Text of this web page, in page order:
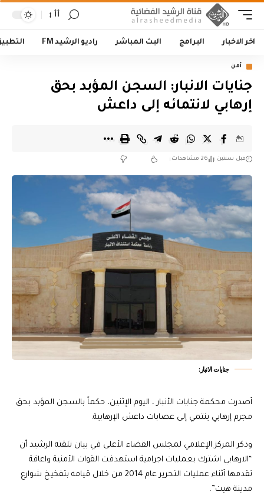
أأ
اخر الاخبار البرامج البث المباشر راديو الرشيد FM
أمن
جنايات الانبار: السجن المؤبد بحق
إرهابي لانتمائه إلى داعش
قبل سنتين 26 مشاهدات
جنايات الانبار:
أصدرت محكمة جنايات الأنبار ، اليوم الإثنين، حكماً بالسجن المؤبد بحق
مجرم إرهابي ينتمي إلى عصابات داعش الإرهابية.
وذكر المركز الإعلامي لمجلس القضاء الأعلى في بيان تلقته الرشيد أن
“الارهابي اشترك بعمليات اجرامية استهدفت القوات الأمنية واعاقة
تقدمها أثناء عمليات التحرير عام 2014 من خلال قيامه بتفخيخ شوارع
مدينة هيت”.